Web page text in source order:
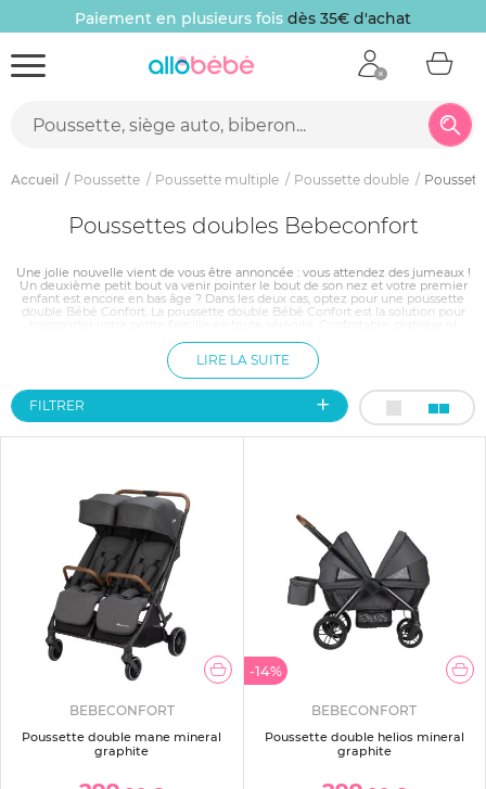
Paiement en plusieurs fois dès 35€ d'achat
Accueil Poussette Poussette multiple Poussette double
Poussettes doubles Bebeconfort
Une jolie nouvelle vient de vous être annoncée : vous attendez des jumeaux !
Un deuxième petit bout va venir pointer le bout de son nez et votre premier
enfant est encore en bas âge ? Dans les deux cas, optez pour une poussette
double Bébé Confort. La poussette double Bébé Confort est la solution pour
soient autonomes dans leur marche. Craquez donc pour une poussette double
Bébé Confort !
LIRE LA SUITE
FILTRER
BEBECONFORT
Poussette double mane mineral
graphite
-14%
BEBECONFORT
Poussette double helios mineral
graphite